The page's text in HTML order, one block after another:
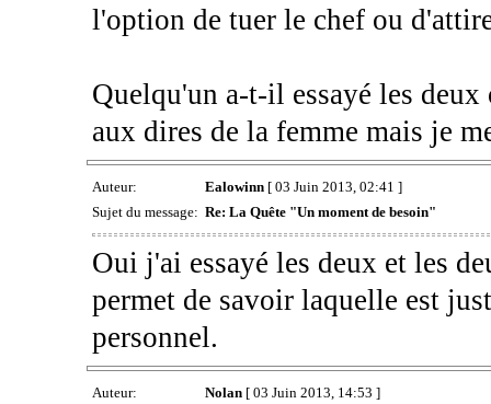
l'option de tuer le chef ou
Quelqu'un a-t-il essayé les
aux dires de la femme mais je
Auteur: Ealowinn[ 03 Juin 2013, 02:41 ]
Sujet du message: Re: La Quête "Un moment de besoin"
Oui j'ai essayé les deux et les
permet de savoir laquelle est
personnel.
Auteur: Nolan[ 03 Juin 2013, 14:53 ]